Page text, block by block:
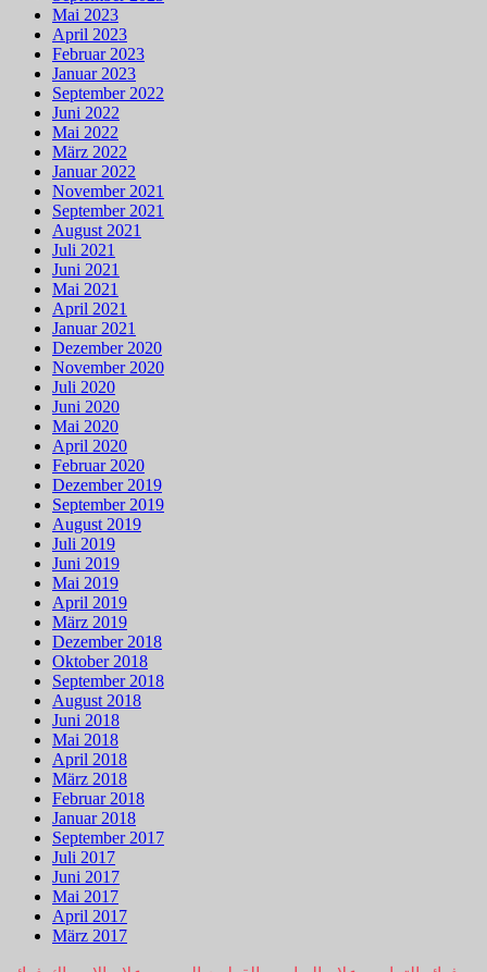
Mai 2023
April 2023
Februar 2023
Januar 2023
September 2022
Juni 2022
Mai 2022
März 2022
Januar 2022
November 2021
September 2021
August 2021
Juli 2021
Juni 2021
Mai 2021
April 2021
Januar 2021
Dezember 2020
November 2020
Juli 2020
Juni 2020
Mai 2020
April 2020
Februar 2020
Dezember 2019
September 2019
August 2019
Juli 2019
Juni 2019
Mai 2019
April 2019
März 2019
Dezember 2018
Oktober 2018
September 2018
August 2018
Juni 2018
Mai 2018
April 2018
März 2018
Februar 2018
Januar 2018
September 2017
Juli 2017
Juni 2017
Mai 2017
April 2017
März 2017